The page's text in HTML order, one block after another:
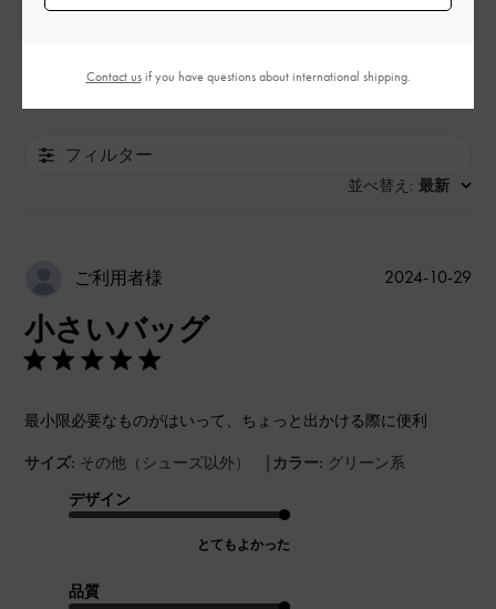
とてもよかった
もっと見る
フィルター
並べ替え : 最新
ご利用者様
小さいバッグ
最小限必要なものがはいって、ちょっと出かける際に便利
サイズ: その他（シューズ以外） | カラー: グリーン系
デザイン
とてもよかった
品質
公
2024-10-29
Contact usif you have questions about international shipping.